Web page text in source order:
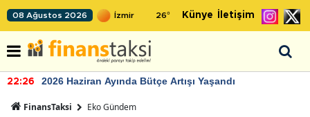
08 Ağustos 2026 26° Künye İletişim
22:26 2026 Haziran Ayında Bütçe Artışı Yaşandı
FinansTaksi Eko Gündem